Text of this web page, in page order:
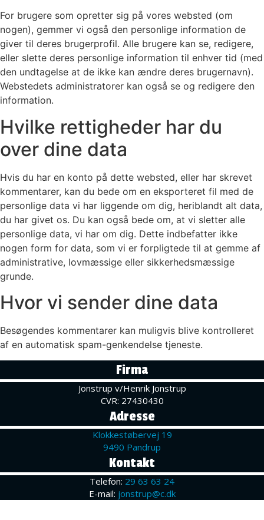
For brugere som opretter sig på vores websted (om
nogen), gemmer vi også den personlige information de
giver til deres brugerprofil. Alle brugere kan se, redigere,
eller slette deres personlige information til enhver tid (med
den undtagelse at de ikke kan ændre deres brugernavn).
Webstedets administratorer kan også se og redigere den
information.
Hvilke rettigheder har du
over dine data
Hvis du har en konto på dette websted, eller har skrevet
kommentarer, kan du bede om en eksporteret fil med de
personlige data vi har liggende om dig, heriblandt alt data,
du har givet os. Du kan også bede om, at vi sletter alle
personlige data, vi har om dig. Dette indbefatter ikke
nogen form for data, som vi er forpligtede til at gemme af
administrative, lovmæssige eller sikkerhedsmæssige
grunde.
Hvor vi sender dine data
Besøgendes kommentarer kan muligvis blive kontrolleret
af en automatisk spam-genkendelse tjeneste.
Firma
Jonstrup v/Henrik Jonstrup
CVR: 27430430
Adresse
Klokkestøbervej 19
9490 Pandrup
Kontakt
Telefon: 29 63 63 24
E-mail: jonstrup@c.dk